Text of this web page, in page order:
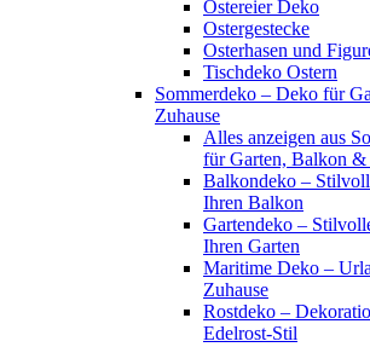
Ostereier Deko
Ostergestecke
Osterhasen und
Tischdeko Ostern
Sommerdeko – Deko für
Zuhause
Alles anzeigen aus
für Garten, Balkon &
Balkondeko –
Ihren Balkon
Gartendeko –
Ihren Garten
Maritime Deko –
Zuhause
Rostdeko –
Edelrost-Stil